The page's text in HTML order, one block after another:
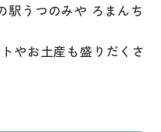
駅うつのみや ろまんち
やお土産も盛りだくさ
お問い合わせ